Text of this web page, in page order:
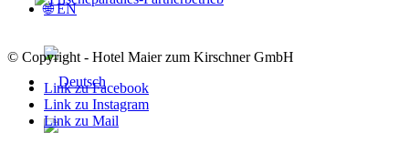
🌐 EN
© Copyright - Hotel Maier zum Kirschner GmbH
Link zu Facebook
Link zu Instagram
Link zu Mail